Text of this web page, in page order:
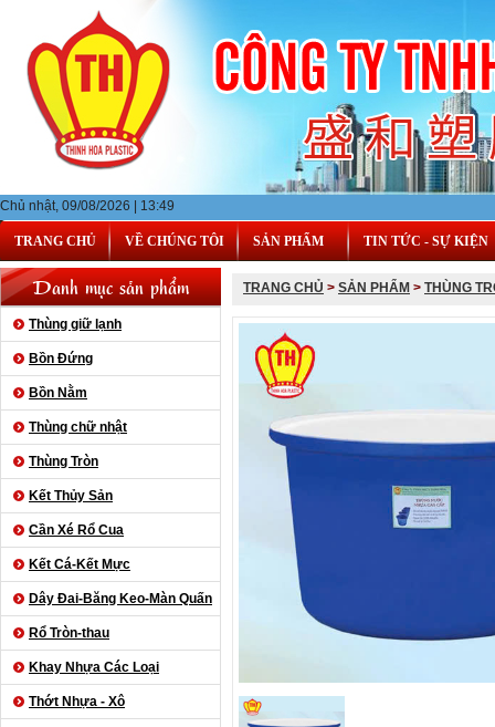
Chủ nhật, 09/08/2026 | 13:49
TRANG CHỦ VỀ CHÚNG TÔI SẢN PHẨM TIN TỨC - SỰ KIỆN
Danh mục sản phẩm
Thùng giữ lạnh
Bồn Đứng
Bồn Nằm
Thùng chữ nhật
Thùng Tròn
Kết Thủy Sản
Cần Xé Rổ Cua
Kết Cá-Kết Mực
Dây Đai-Băng Keo-Màn Quấn
Rổ Tròn-thau
Khay Nhựa Các Loại
Thớt Nhựa - Xô
TRANG CHỦ > SẢN PHẨM > THÙNG